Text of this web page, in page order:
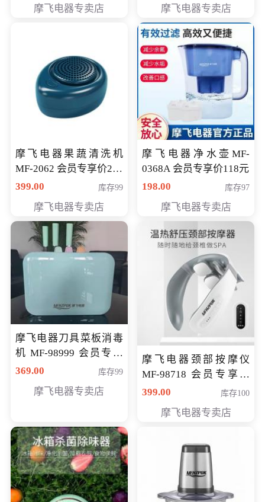
摩飞电器专卖店 摩飞电器专卖店
摩飞电器果蔬清洗机
MF-2062 会员专享价268
元
399.00 库存99
摩飞电器专卖店
摩飞电器净水壶MF-
0368A 会员专享价118元
198.00
库存97
摩飞电器专卖店
摩飞电器刀具菜板消毒
机 MF-98999 会员专享
价286元
369.00 库存99
摩飞电器专卖店
摩飞电器颈部按摩仪
MF-98718 会员专享价
299元
399.00 库存100
摩飞电器专卖店